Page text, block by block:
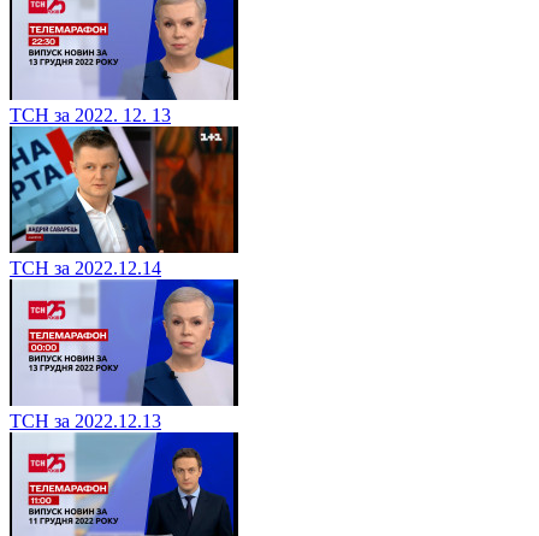
ТСН за 2022. 12. 13
ТСН за 2022.12.14
ТСН за 2022.12.13